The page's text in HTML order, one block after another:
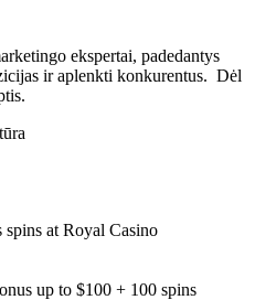
ekspertai, padedantys
ir aplenkti konkurentus. Dėl
at Royal Casino
up to $100 + 100 spins